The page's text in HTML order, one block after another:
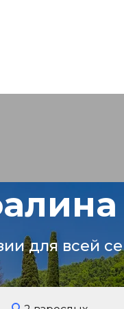
для всей